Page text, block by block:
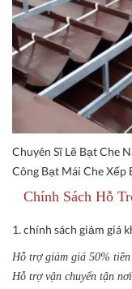
Chuyên Sĩ Lẽ Bạt Che
Công Bạt Mái Che Xếp
Chính Sách Hỗ
1. chính sách giảm giá
Hỗ trợ giảm giá 50%
Hỗ trợ vận chuyển tận